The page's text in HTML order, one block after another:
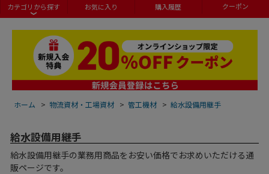
カテゴリから探す お気に入り 購入履歴 クーポン
ホーム > 物流資材・工場資材 > 管工機材 > 給水設備用継手
給水設備用継手
給水設備用継手の業務用商品をお安い価格でお求めいただける通
販ページです。